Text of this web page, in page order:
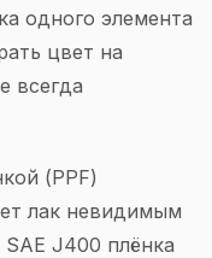
одного элемента
цвет на
всегда
(PPF)
лак невидимым
J400 плёнка